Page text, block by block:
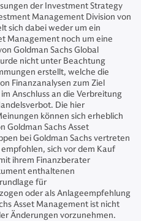
der Investment Strategy
Management Division von
sich dabei weder um ein
Management noch um eine
Goldman Sachs Global
nicht unter Beachtung
erstellt, welche die
Finanzanalysen zum Ziel
Anschluss an die Verbreitung
Die hier
können sich erheblich
Goldman Sachs Asset
bei Goldman Sachs vertreten
sich vor dem Kauf
ihrem Finanzberater
enthaltenen
für
oder als Anlageempfehlung
Asset Management ist nicht
Änderungen vorzunehmen.